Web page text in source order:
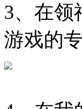
3、在领
游戏的